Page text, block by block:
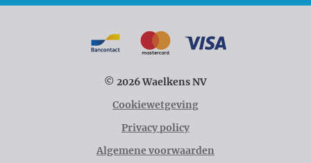
© 2026 Waelkens NV
Cookiewetgeving
Privacy policy
Algemene voorwaarden
Betaalmogelijkheden
BancontactMasterCard
VISA